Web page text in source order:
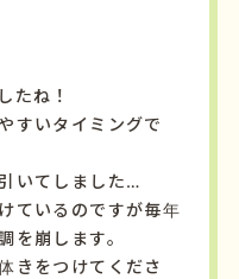
たね！
すいタイミングで
いてしました…
ているのですが毎年
を崩します。
きをつけてくださ